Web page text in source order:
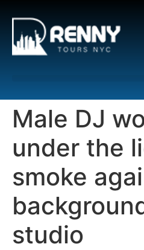
Male DJ
under the
smoke
studio